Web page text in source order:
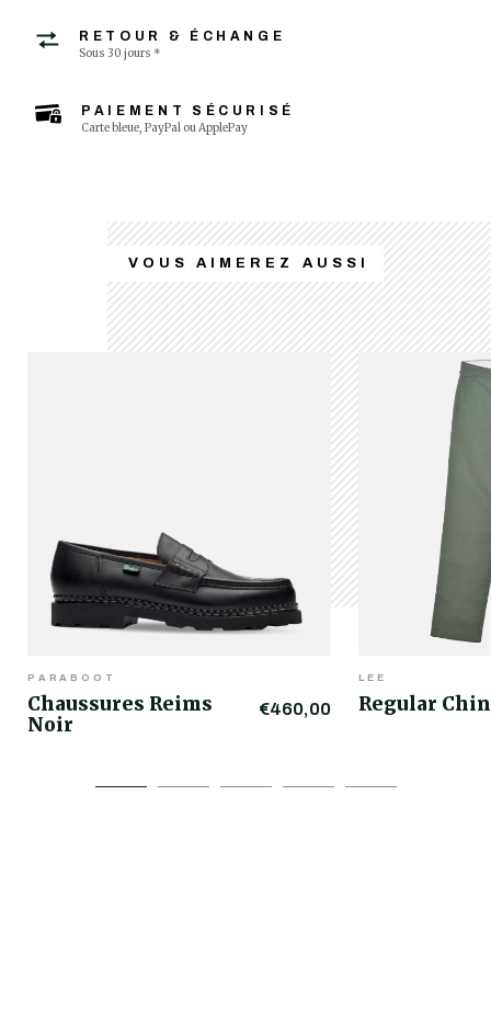
RETOUR & ÉCHANGE
Sous 30 jours *
PAIEMENT SÉCURISÉ
Carte bleue, PayPal ou ApplePay
VOUS AIMEREZ AUSSI
PARABOOT
Chaussures Reims
Noir
€460,00
LEE
Regular